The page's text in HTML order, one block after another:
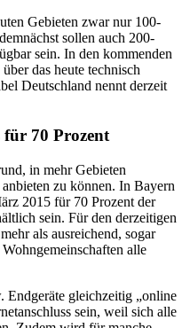
Gebieten zwar nur 100-
sollen auch 200-
sein. In den kommenden
das heute technisch
Deutschland nennt derzeit
70 Prozent
in mehr Gebieten
zu können. In Bayern
2015 für 70 Prozent der
sein. Für den derzeitigen
als ausreichend, sogar
alle
Endgeräte gleichzeitig „online
sein, weil sich alle